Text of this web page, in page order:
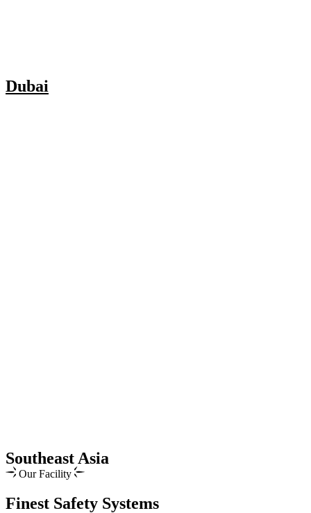
Dubai
Southeast Asia
Our Facility
Finest Safety Systems